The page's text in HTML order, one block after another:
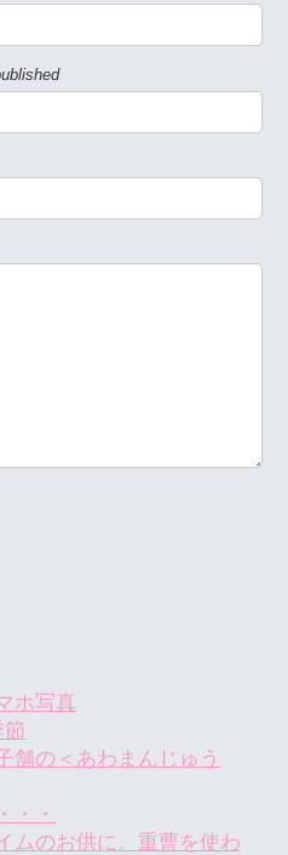
ホ写真
の＜あわまんじゅう
・・
ムのお供に。重曹を使わ